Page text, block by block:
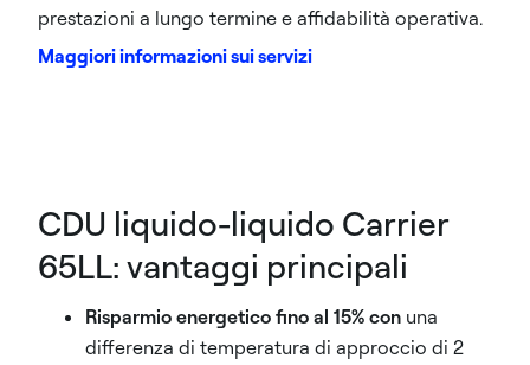
prestazioni a lungo termine e affidabilità operativa.
Maggiori informazioni sui servizi
CDU liquido-liquido Carrier
65LL: vantaggi principali
Risparmio energetico fino al 15% con una
differenza di temperatura di approccio di 2